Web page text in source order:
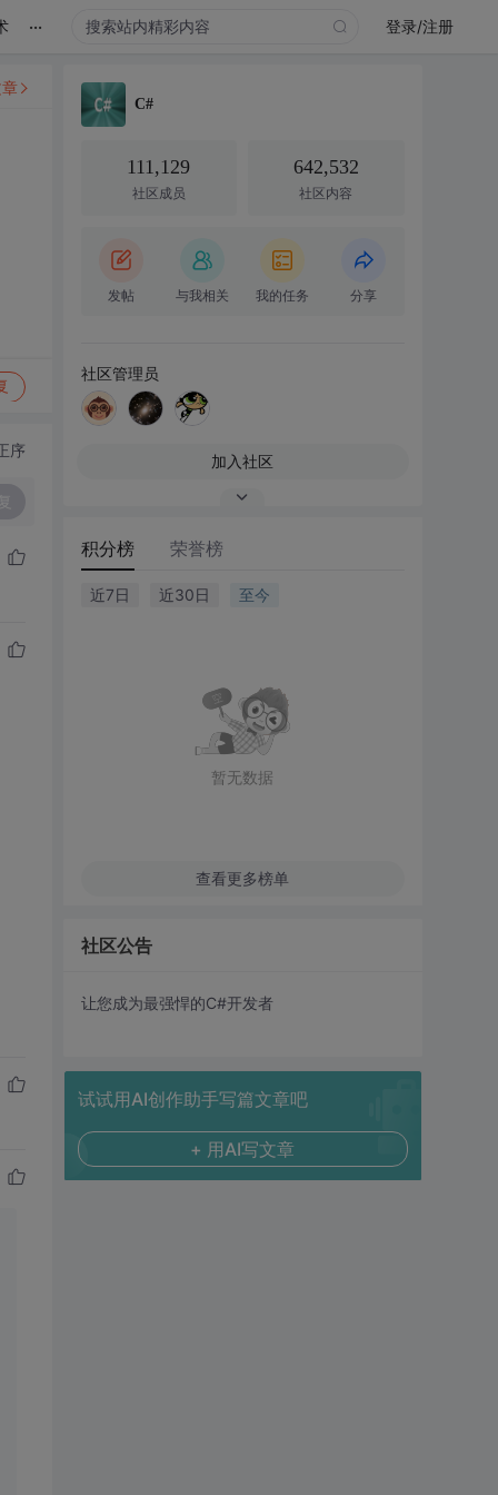
... 登录/注册
序
C#
111,129
社区成员
642,532
社区内容
发帖 与我相关 我的任务 分享
社区管理员
加入社区
积分榜 荣誉榜
近7日 近30日 至今
暂无数据
查看更多榜单
社区公告
让您成为最强悍的C#开发者
试试用AI创作助手写篇文章吧
+ 用AI写文章